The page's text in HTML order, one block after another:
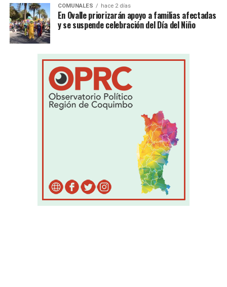
COMUNALES hace 2 días
En Ovalle priorizarán apoyo a familias afectadas
y se suspende celebración del Día del Niño